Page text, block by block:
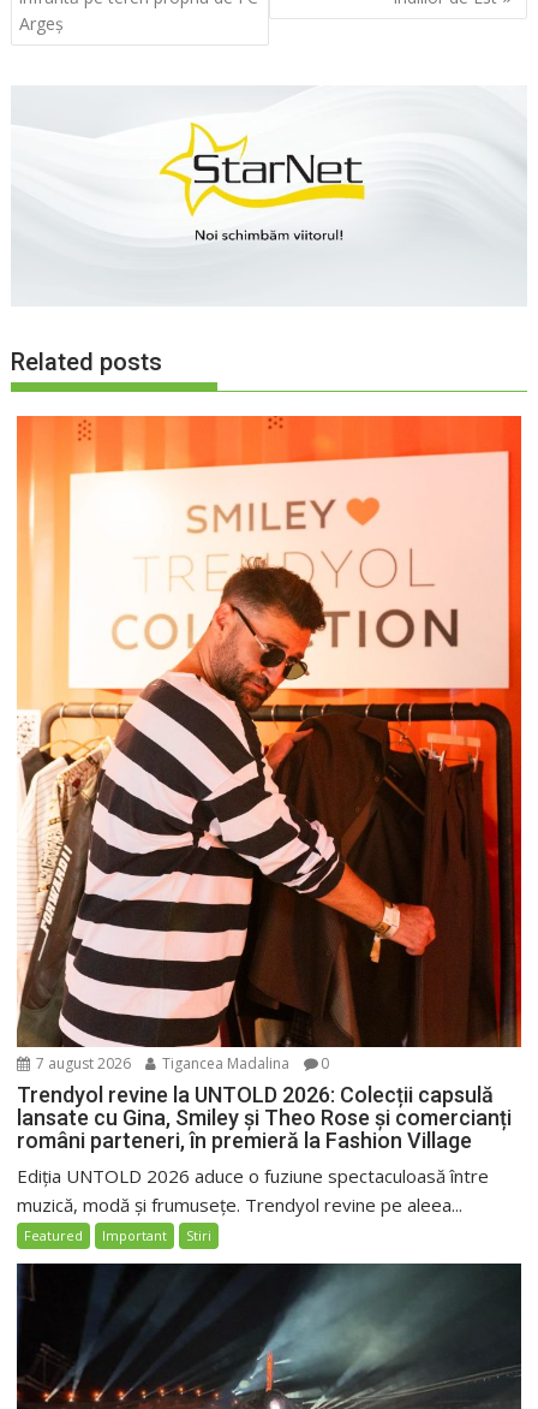
articole
Argeș
Related posts
7 august 2026 Tigancea Madalina 0
Trendyol revine la UNTOLD 2026: Colecții capsulă
lansate cu Gina, Smiley și Theo Rose și comercianți
români parteneri, în premieră la Fashion Village
Ediția UNTOLD 2026 aduce o fuziune spectaculoasă între
muzică, modă și frumusețe. Trendyol revine pe aleea...
Featured Important Stiri